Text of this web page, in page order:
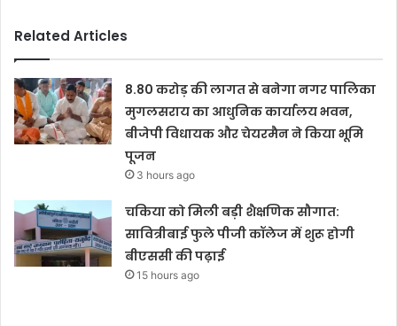
Related Articles
8.80 करोड़ की लागत से बनेगा नगर पालिका
मुगलसराय का आधुनिक कार्यालय भवन,
बीजेपी विधायक और चेयरमैन ने किया भूमि
पूजन
3 hours ago
चकिया को मिली बड़ी शैक्षणिक सौगात:
सावित्रीबाई फुले पीजी कॉलेज में शुरू होगी
बीएससी की पढ़ाई
15 hours ago